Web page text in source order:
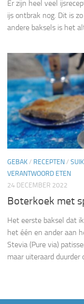
Er zijn heel veel
ijs ontbrak nog. Dit is
andere baksels is het
GEBAK/ RECEPTEN/
VERANTWOORD ETEN
24 DECEMBER 2022
Boterkoek met
Het eerste baksel dat
het één en ander aan
Stevia (Pure via)
maar uiteraard duurder